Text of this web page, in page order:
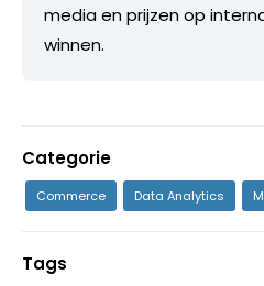
media en prijzen op
winnen.
Categorie
Commerce Data Analytics
Tags